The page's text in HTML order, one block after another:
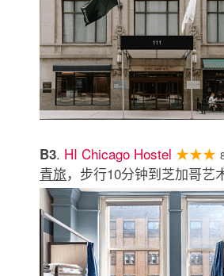
B3. HI Chicago Hostel ★★★
青旅，步行10分钟到芝加哥艺